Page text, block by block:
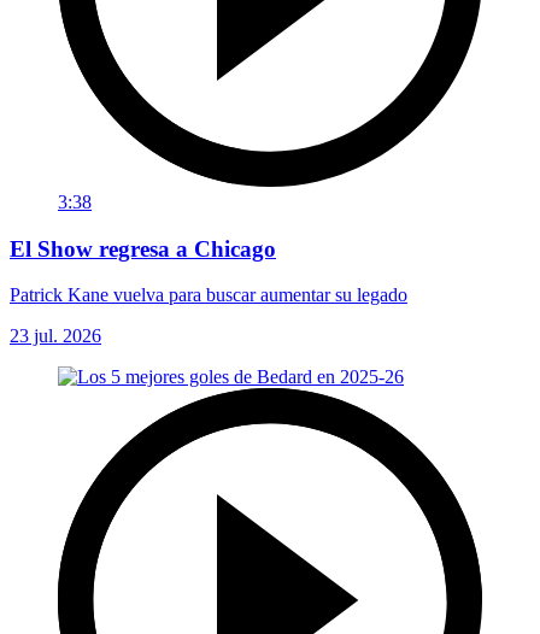
3:38
El Show regresa a Chicago
Patrick Kane vuelva para buscar aumentar su legado
23 jul. 2026